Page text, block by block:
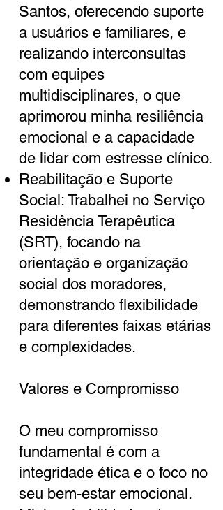
Santos, oferecendo suporte
a usuários e familiares, e
realizando interconsultas
com equipes
multidisciplinares, o que
aprimorou minha resiliência
emocional e a capacidade
de lidar com estresse clínico.
Reabilitação e Suporte
Social: Trabalhei no Serviço
Residência Terapêutica
(SRT), focando na
orientação e organização
social dos moradores,
demonstrando flexibilidade
para diferentes faixas etárias
e complexidades.
Valores e Compromisso
O meu compromisso
fundamental é com a
integridade ética e o foco no
seu bem-estar emocional.